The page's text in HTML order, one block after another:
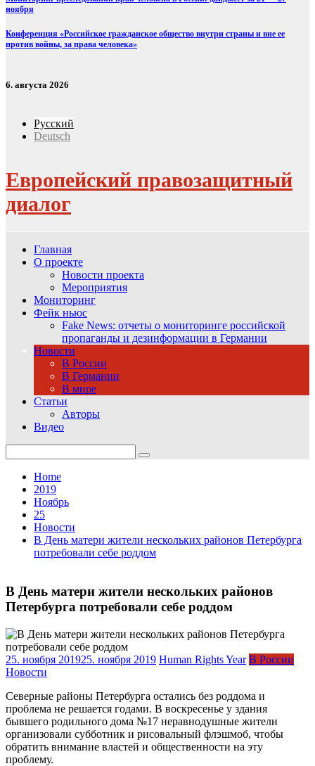
ноября
Конференция «Российское гражданское общество внутри страны и вне ее
против войны, за права человека»
6. августа 2026
Русский
Deutsch
Европейский правозащитный
диалог
Главная
О проекте
Новости проекта
Мероприятия
Мониторинг
Фейк ньюс
Fake News: отчеты о мониторинге российской
пропаганды и дезинформации в Германии
Новости
В России
В Германии
В мире
Статьи
Авторы
Видео
for:
Home
2019
Ноябрь
25
Новости
В День матери жители нескольких районов Петербурга
потребовали себе роддом
В День матери жители нескольких районов
Петербурга потребовали себе роддом
25. ноября 201925. ноября 2019 Human Rights Year В России
Новости
Северные районы Петербурга остались без роддома и
проблема не решается годами. В воскресенье у здания
бывшего родильного дома №17 неравнодушные жители
организовали субботник и рисовальный флэшмоб, чтобы
обратить внимание властей и общественности на эту
проблему.